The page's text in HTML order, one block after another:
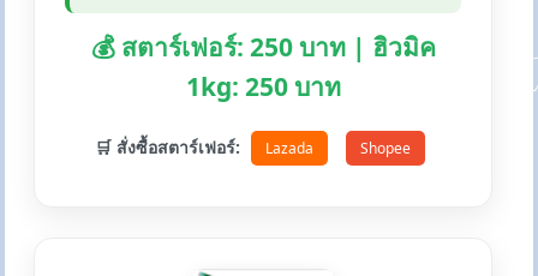
💰 สตาร์เฟอร์: 250 บาท | ฮิวมิค
1kg: 250 บาท
🛒 สั่งซื้อสตาร์เฟอร์: Lazada Shopee